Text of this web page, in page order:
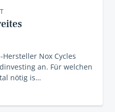
Nox Cycles
an. Für welchen
nötig is…